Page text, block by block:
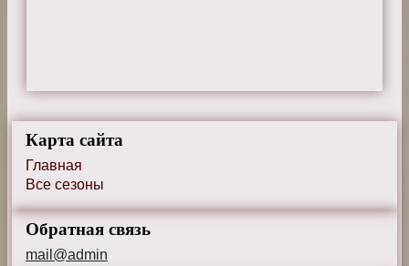
Карта сайта
Главная
Все сезоны
Обратная связь
mail@admin